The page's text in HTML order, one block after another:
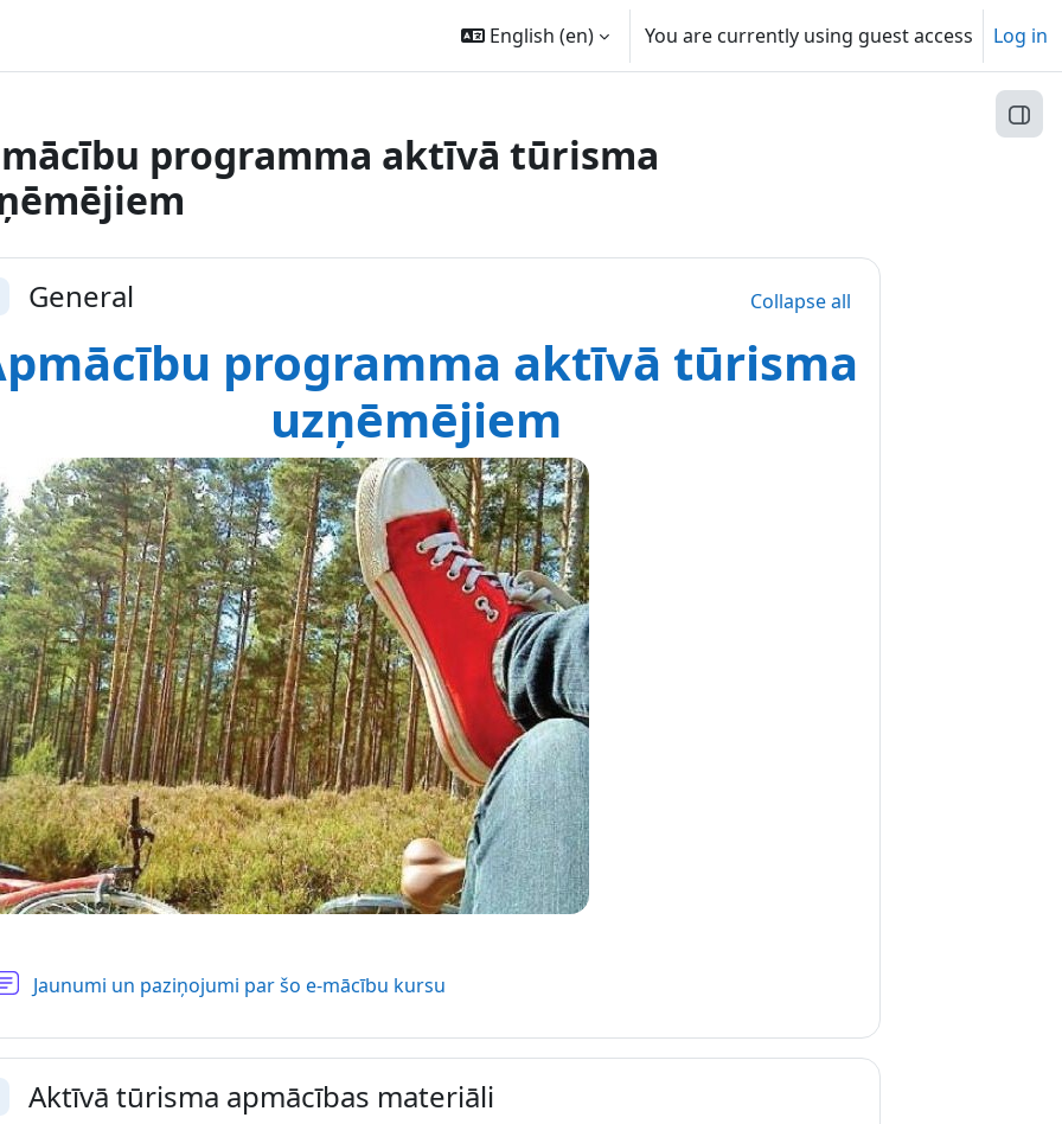
English ‎(en)‎ You are currently using guest access Log in
programma aktīvā tūrisma
outline
General Collapse all
programma aktīvā tūrisma
uzņēmējiem
Jaunumi un paziņojumi par šo e-mācību kursu
Aktīvā tūrisma apmācības materiāli